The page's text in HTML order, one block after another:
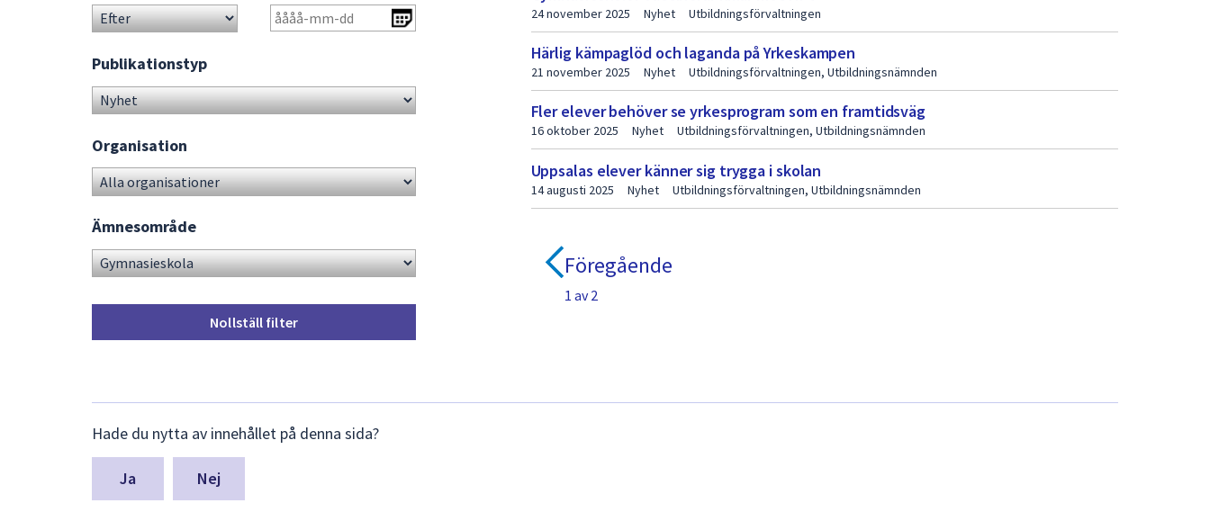
något
sökresultat
Publikationstyp
Organisation
Ämnesområde
Nollställ filter
24 november 2025 Nyhet Utbildningsförvaltningen
Härlig kämpaglöd och laganda på Yrkeskampen
21 november 2025 Nyhet Utbildningsförvaltningen, Utbildningsnämnden
Fler elever behöver se yrkesprogram som en framtidsväg
16 oktober 2025 Nyhet Utbildningsförvaltningen, Utbildningsnämnden
Uppsalas elever känner sig trygga i skolan
14 augusti 2025 Nyhet Utbildningsförvaltningen, Utbildningsnämnden
Föregående
1 av 2
synpunkter
för
denna
Hade du nytta av innehållet på denna sida?
Nej